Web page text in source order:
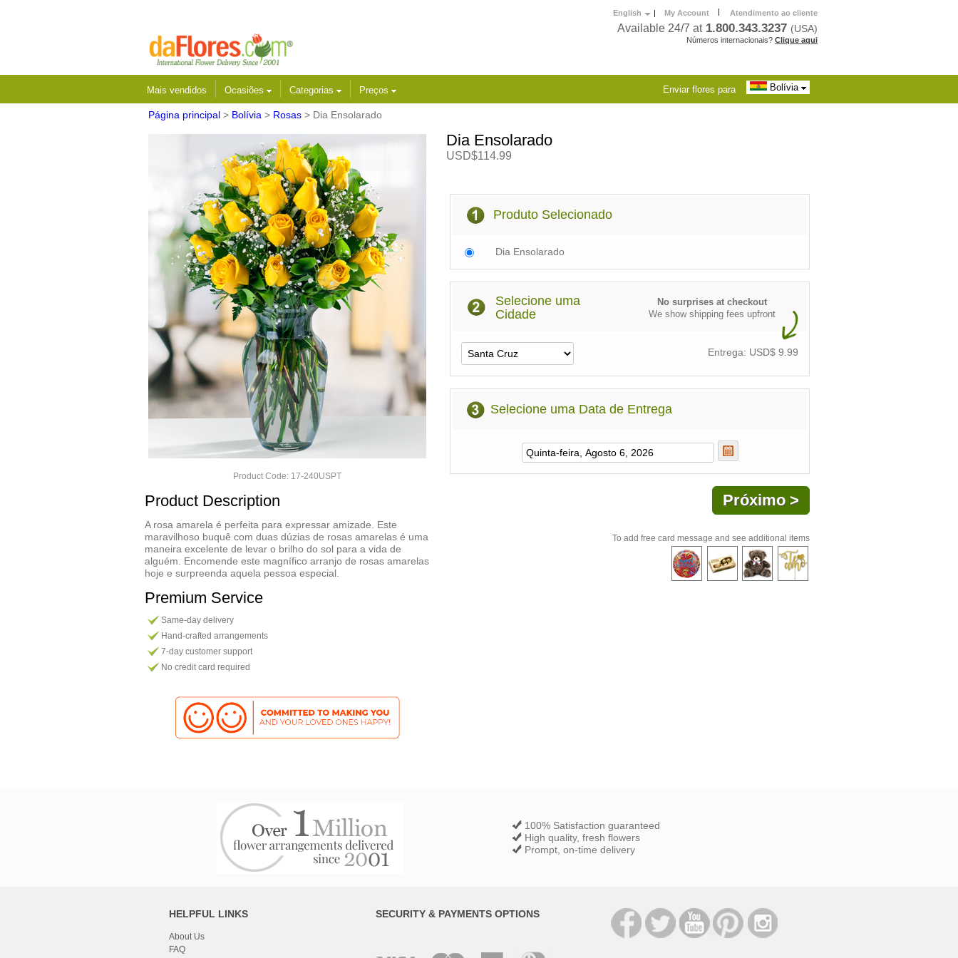
English | My Account | Atendimento ao cliente
Available 24/7 at 1.800.343.3237 (USA)
Números internacionais? Clique aqui
Mais vendidos Ocasiões Categorias Preços Enviar flores para Bolívia
Página principal > Bolívia > Rosas > Dia Ensolarado
Product Code: 17-240USPT
Product Description
A rosa amarela é perfeita para expressar amizade. Este
maravilhoso buquê com duas dúzias de rosas amarelas é uma
maneira excelente de levar o brilho do sol para a vida de
alguém. Encomende este magnífico arranjo de rosas amarelas
hoje e surpreenda aquela pessoa especial.
Premium Service
Same-day delivery
Hand-crafted arrangements
7-day customer support
No credit card required
Dia Ensolarado
USD$114.99
Produto Selecionado
Dia Ensolarado
Selecione uma
Cidade
No surprises at checkout
We show shipping fees upfront
Entrega: USD$ 9.99
Selecione uma Data de Entrega
To add free card message and see additional items
100% Satisfaction guaranteed
High quality, fresh flowers
Prompt, on-time delivery
HELPFUL LINKS
About Us
FAQ
SECURITY & PAYMENTS OPTIONS